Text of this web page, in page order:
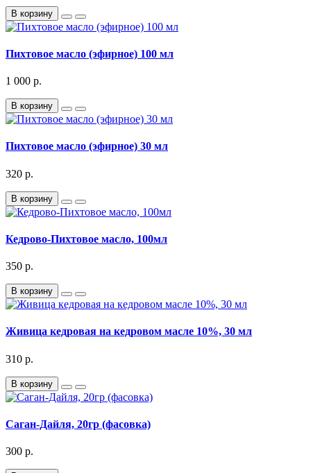
В корзину
Пихтовое масло (эфирное) 100 мл
1 000 р.
В корзину
Пихтовое масло (эфирное) 30 мл
320 р.
В корзину
Кедрово-Пихтовое масло, 100мл
350 р.
В корзину
Живица кедровая на кедровом масле 10%, 30 мл
310 р.
В корзину
Саган-Дайля, 20гр (фасовка)
300 р.